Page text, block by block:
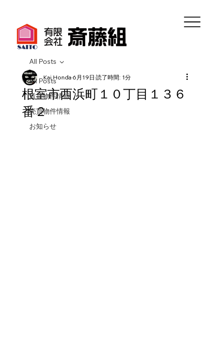
All Posts
賃貸物件情報
売買物件情報
お知らせ
All Posts
根室市西浜町１０丁目１３６
番２
Kai Honda6月19日 読了時間: 1分